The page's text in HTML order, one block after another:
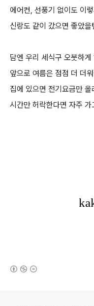
에어컨, 선풍기 없이도 이
신랑도 같이 갔으면 좋았
담엔 우리 세식구 오붓하
앞으로 여름은 점점 더 더
집에 있으면 전기요금만
시간만 허락한다면 자주 가